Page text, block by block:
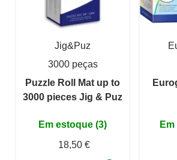
Jig&Puz
3000 peças
Puzzle Roll Mat up to
3000 pieces Jig & Puz
Em estoque (3)
18,50 €